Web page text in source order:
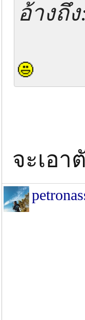
อ้างถึง
จะเอา